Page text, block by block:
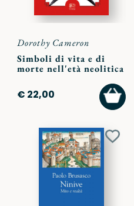
Dorothy Cameron
Simboli di vita e di
morte nell'età neolitica
€ 22,00
AL